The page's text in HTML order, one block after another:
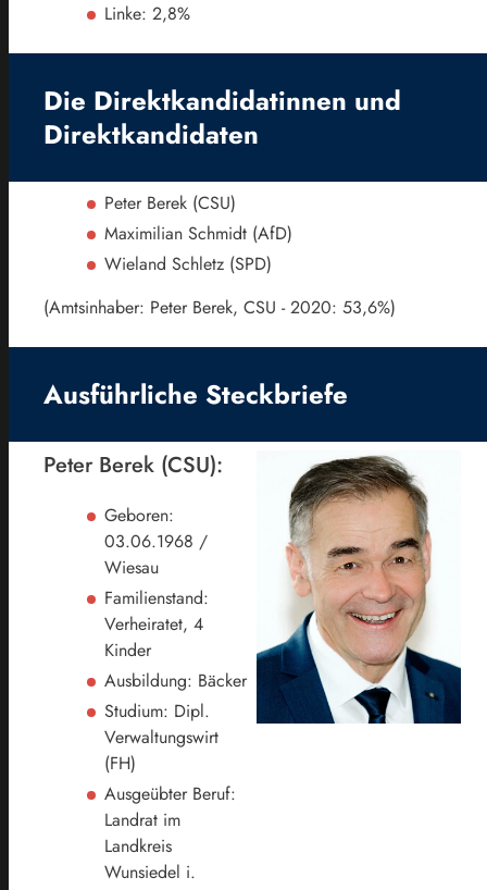
Linke: 2,8%
Die Direktkandidatinnen und
Direktkandidaten
Peter Berek (CSU)
Maximilian Schmidt (AfD)
Wieland Schletz (SPD)
(Amtsinhaber: Peter Berek, CSU - 2020: 53,6%)
Ausführliche Steckbriefe
Peter Berek (CSU):
Geboren:
03.06.1968 /
Wiesau
Familienstand:
Verheiratet, 4
Kinder
Ausbildung: Bäcker
Studium: Dipl.
Verwaltungswirt
(FH)
Ausgeübter Beruf:
Landrat im
Landkreis
Wunsiedel i.